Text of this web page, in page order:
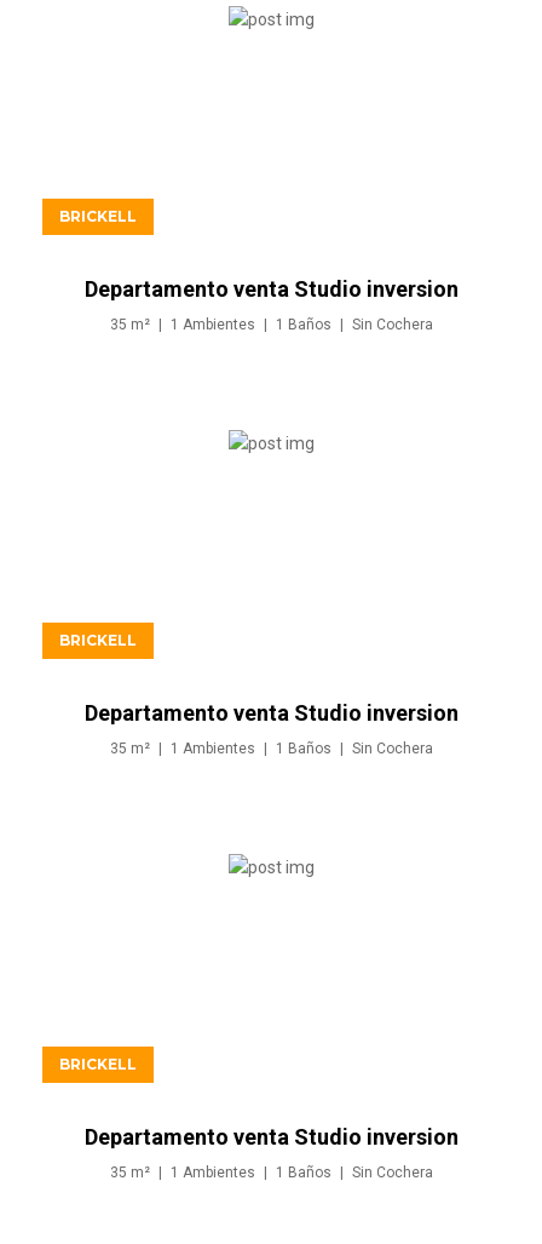
BRICKELL
Departamento venta Studio inversion
en Brickell Miami
35 m² 1 Ambientes 1 Baños Sin Cochera
BRICKELL
Departamento venta Studio inversion
en Brickell Miami
35 m² 1 Ambientes 1 Baños Sin Cochera
BRICKELL
Departamento venta Studio inversion
en Brickell Miami
35 m² 1 Ambientes 1 Baños Sin Cochera